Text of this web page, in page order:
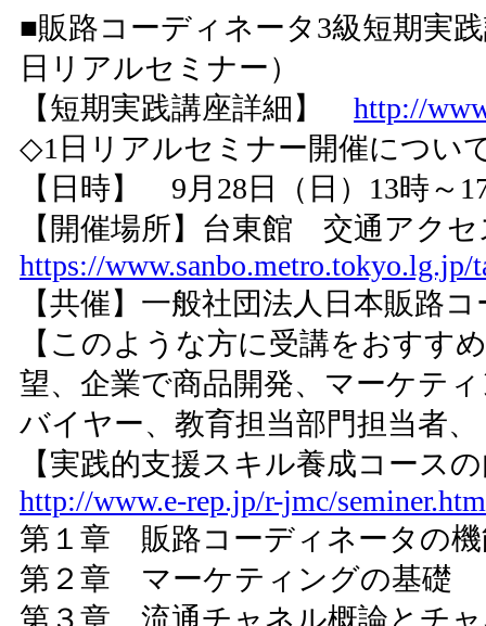
■販路コーディネータ3級短期実
日リアルセミナー）
【短期実践講座詳細】 http://
◇1日リアルセミナー開催につい
【日時】 9月28日（日）13時～
【開催場所】台東館 交通アク
https://www.sanbo.metro.tokyo.lg.jp/
【共催】一般社団法人日本販路
【このような方に受講をおす
望、企業で商品開発、マーケテ
バイヤー、教育担当部門担当者
【実践的支援スキル養成コース
http://www.e-rep.jp/r-jmc/
第１章 販路コーディネータの機
第２章 マーケティングの基礎
第３章 流通チャネル概論とチ